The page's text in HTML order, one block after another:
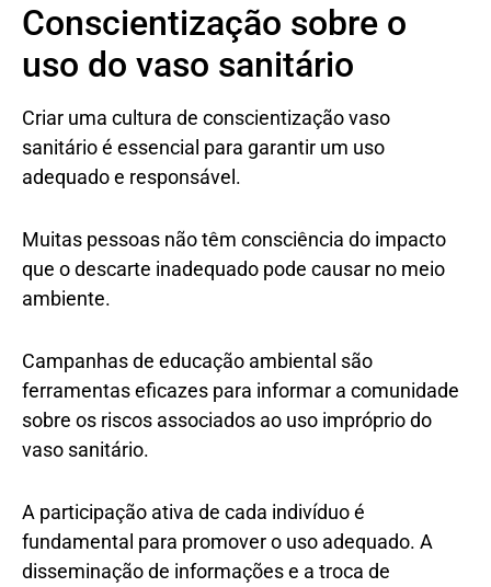
Conscientização sobre o
uso do vaso sanitário
Criar uma cultura de conscientização vaso
sanitário é essencial para garantir um uso
adequado e responsável.
Muitas pessoas não têm consciência do impacto
que o descarte inadequado pode causar no meio
ambiente.
Campanhas de educação ambiental são
ferramentas eficazes para informar a comunidade
sobre os riscos associados ao uso impróprio do
vaso sanitário.
A participação ativa de cada indivíduo é
fundamental para promover o uso adequado. A
disseminação de informações e a troca de